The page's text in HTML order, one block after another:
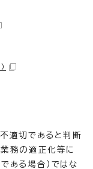
適切であると判断
務の適正化等に
ある場合）ではな